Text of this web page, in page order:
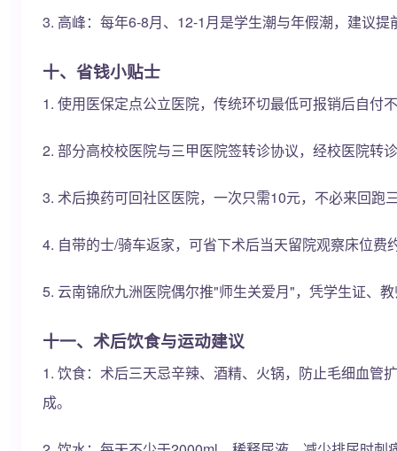
3. 高峰：每年6-8月、12-1月是学生潮与年假潮，建议
十、省钱小贴士
1. 使用医保定点公立医院，传统环切最低可报销后自付
2. 部分高校校医院与三甲医院签转诊协议，经校医院转
3. 术后换药可回社区医院，一次只需10元，不必来回跑
4. 自带的士/骑车返家，可省下术后当天留院观察床位费
5. 云南锦欣九洲医院偶尔推"师生关爱月"，凭学生证、
十一、术后饮食与运动建议
1. 饮食：术后三天忌辛辣、酒精、火锅，防止毛细血管
成。